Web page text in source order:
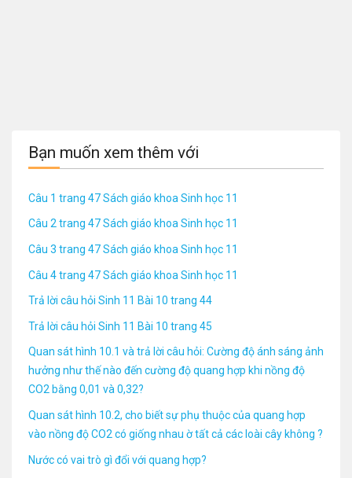
Bạn muốn xem thêm với
Câu 1 trang 47 Sách giáo khoa Sinh học 11
Câu 2 trang 47 Sách giáo khoa Sinh học 11
Câu 3 trang 47 Sách giáo khoa Sinh học 11
Câu 4 trang 47 Sách giáo khoa Sinh học 11
Trả lời câu hỏi Sinh 11 Bài 10 trang 44
Trả lời câu hỏi Sinh 11 Bài 10 trang 45
Quan sát hình 10.1 và trả lời câu hỏi: Cường độ ánh sáng ảnh
hưởng như thế nào đến cường độ quang hợp khi nồng độ
CO2 bằng 0,01 và 0,32?
Quan sát hình 10.2, cho biết sự phụ thuộc của quang hợp
vào nồng độ CO2 có giống nhau ờ tất cả các loài cây không ?
Nước có vai trò gì đổi với quang hợp?